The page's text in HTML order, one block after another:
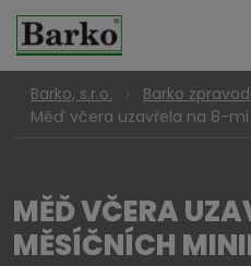
Barko, s.r.o.
Barko
Měď včera uzavřela na 8-
MĚĎ VČERA
MĚSÍČNÍCH